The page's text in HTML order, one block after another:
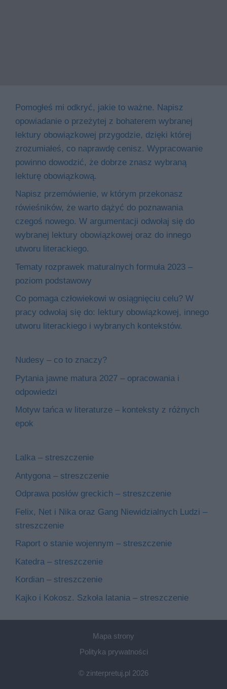
Pomogłeś mi odkryć, jakie to ważne. Napisz
opowiadanie o przeżytej z bohaterem wybranej
lektury obowiązkowej przygodzie, dzięki której
zrozumiałeś, co naprawdę cenisz. Wypracowanie
powinno dowodzić, że dobrze znasz wybraną
lekturę obowiązkową.
Napisz przemówienie, w którym przekonasz
rówieśników, że warto dążyć do poznawania
czegoś nowego. W argumentacji odwołaj się do
wybranej lektury obowiązkowej oraz do innego
utworu literackiego.
Tematy rozprawek maturalnych formuła 2023 –
poziom podstawowy
Co pomaga człowiekowi w osiągnięciu celu? W
pracy odwołaj się do: lektury obowiązkowej, innego
utworu literackiego i wybranych kontekstów.
Nudesy – co to znaczy?
Pytania jawne matura 2027 – opracowania i
odpowiedzi
Motyw tańca w literaturze – konteksty z różnych
epok
Lalka – streszczenie
Antygona – streszczenie
Odprawa posłów greckich – streszczenie
Felix, Net i Nika oraz Gang Niewidzialnych Ludzi –
streszczenie
Raport o stanie wojennym – streszczenie
Katedra – streszczenie
Kordian – streszczenie
Kajko i Kokosz. Szkoła latania – streszczenie
Mapa strony
Polityka prywatności
© zinterpretuj.pl 2026